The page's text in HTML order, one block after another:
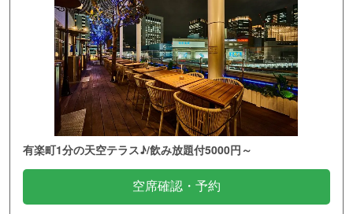
有楽町1分の天空テラス♪/飲み放題付5000円～
空席確認・予約